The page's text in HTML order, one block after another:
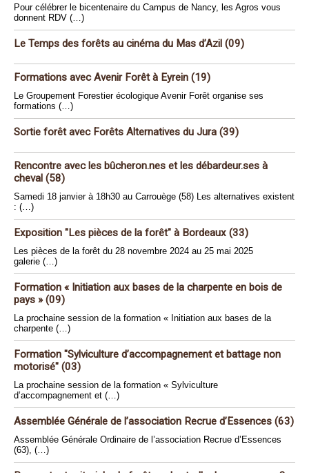
Pour célébrer le bicentenaire du Campus de Nancy, les Agros vous
donnent RDV (…)
Le Temps des forêts au cinéma du Mas d’Azil (09)
Formations avec Avenir Forêt à Eyrein (19)
Le Groupement Forestier écologique Avenir Forêt organise ses
formations (…)
Sortie forêt avec Forêts Alternatives du Jura (39)
Rencontre avec les bûcheron.nes et les débardeur.ses à
cheval (58)
Samedi 18 janvier à 18h30 au Carrouège (58) Les alternatives existent
: (…)
Exposition "Les pièces de la forêt" à Bordeaux (33)
Les pièces de la forêt du 28 novembre 2024 au 25 mai 2025
galerie (…)
Formation « Initiation aux bases de la charpente en bois de
pays » (09)
La prochaine session de la formation « Initiation aux bases de la
charpente (…)
Formation "Sylviculture d’accompagnement et battage non
motorisé" (03)
La prochaine session de la formation « Sylviculture
d’accompagnement et (…)
Assemblée Générale de l’association Recrue d’Essences (63)
Assemblée Générale Ordinaire de l’association Recrue d’Essences
(63), (…)